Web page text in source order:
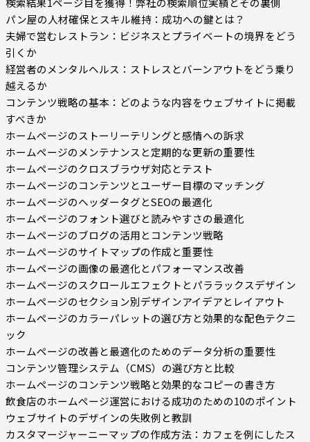
パン屋の人材確保とスキル維持：成功への鍵とは？
夫婦で営むレストラン：ビジネスとプライベートの境界をどう
引くか
経営者のメンタルヘルス：ストレスとバーンアウトをどう乗り
越えるか
コンテンツ戦略の基本：どのような内容をウェブサイトに掲載
すべきか
ホームページのストーリーテリングと感情への訴求
ホームページのメンテナンスと定期的な更新の重要性
ホームページのクロスブラウザ対応とテスト
ホームページのコンテンツとユーザー目標のマッチング
ホームページのヘッダータグとSEOの最適化
ホームページのフォント選びと読みやすさの最適化
ホームページのブログの活用とコンテンツ戦略
ホームページのサイトマップの作成と重要性
ホームページの画像の最適化とパフォーマンス改善
ホームページのスクロールエフェクトとパララックスデザイン
ホームページのセクション別デザインアイデアとレイアウト
ホームページのカラーパレットの選び方と効果的な配色テクニ
ック
ホームページの改善と最適化のためのデータ分析の重要性
コンテンツ管理システム（CMS）の選び方と比較
ホームページのコンテンツ戦略と効果的なコピーの書き方
飲食店のホームページ運営における成功のための10のポイント
ウェブサイトのデザインの失敗例と教訓
カスタマージャーニーマップの作成方法：カフェを例にしたス